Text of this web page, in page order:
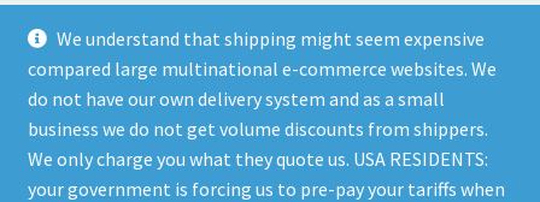
We understand that shipping might seem expensive
compared large multinational e-commerce websites. We
do not have our own delivery system and as a small
business we do not get volume discounts from shippers.
We only charge you what they quote us. USA RESIDENTS:
your government is forcing us to pre-pay your tariffs when
+1 905-473-2462
Shipping, Refunds, and Terms of Use Policy|Privacy Policy